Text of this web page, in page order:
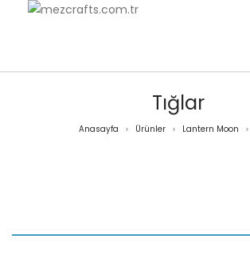
Tığlar
Anasayfa > Ürünler > Lantern Moon >